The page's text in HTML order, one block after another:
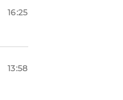
16:25
13:58